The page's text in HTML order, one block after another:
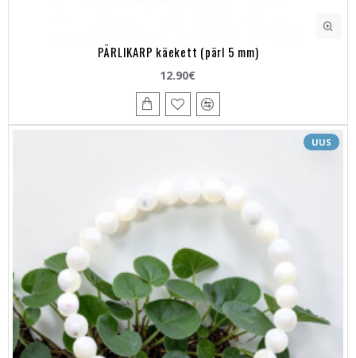
PÄRLIKARP käekett (pärl 5 mm)
12.90€
UUS